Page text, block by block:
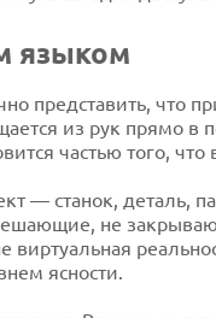
языком
представить,
из рук прямо в
частью того, что
— станок, деталь,
не
ясности.